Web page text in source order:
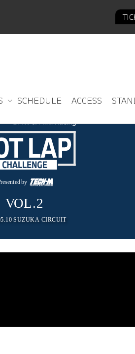
SCHEDULE ACCESS